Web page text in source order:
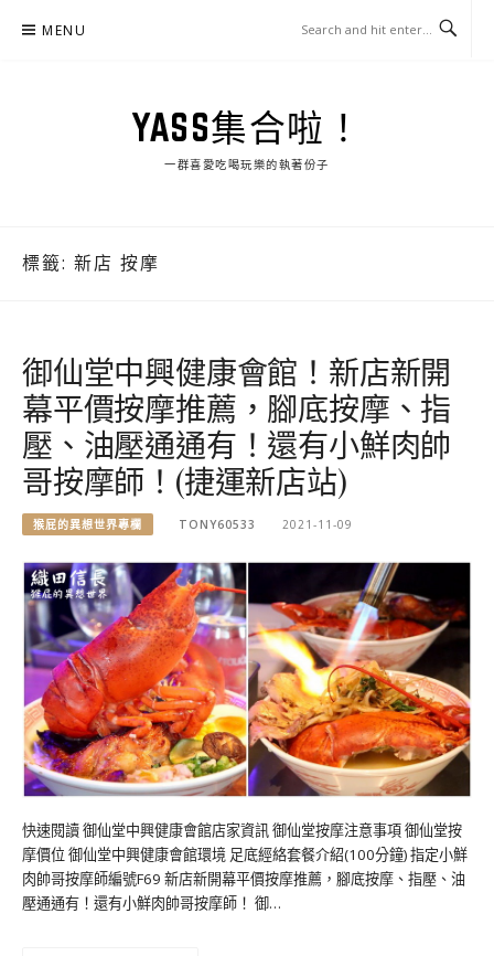
MENU
YASS集合啦！
一群喜愛吃喝玩樂的執著份子
標籤: 新店 按摩
御仙堂中興健康會館！新店新開
幕平價按摩推薦，腳底按摩、指
壓、油壓通通有！還有小鮮肉帥
哥按摩師！(捷運新店站)
猴屁的異想世界專欄 TONY60533 2021-11-09
快速閱讀 御仙堂中興健康會館店家資訊 御仙堂按摩注意事項 御仙堂按
摩價位 御仙堂中興健康會館環境 足底經絡套餐介紹(100分鐘) 指定小鮮
肉帥哥按摩師編號F69 新店新開幕平價按摩推薦，腳底按摩、指壓、油
壓通通有！還有小鮮肉帥哥按摩師！ 御…